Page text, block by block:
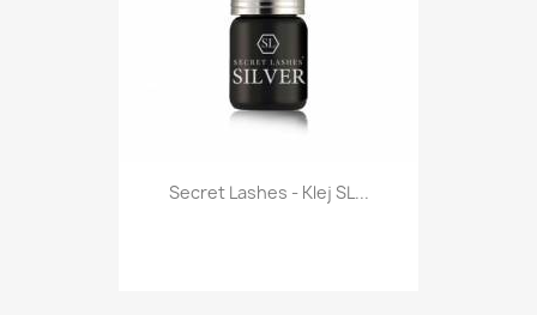
Secret Lashes - Klej SL...